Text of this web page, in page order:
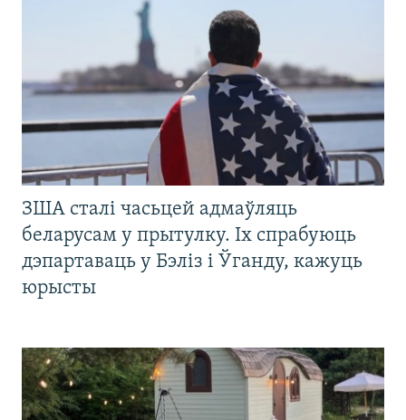
ЗША сталі часьцей адмаўляць
беларусам у прытулку. Іх спрабуюць
дэпартаваць у Бэліз і Ўганду, кажуць
юрысты